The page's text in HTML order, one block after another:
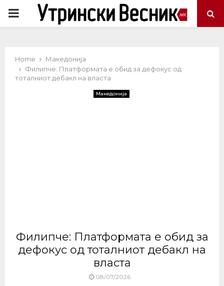
PRIMARY
Home
Македонија
Филипче: Платформата е обид за дефокус од
тоталниот дебакл на власта
Македонија
Филипче: Платформата е обид за
дефокус од тоталниот дебакл на
власта
08/07/2026